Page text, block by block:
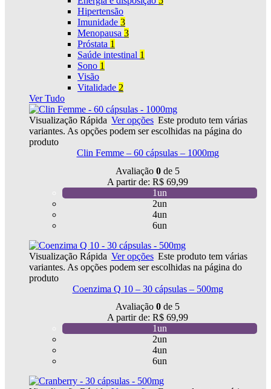
Hipertensão
Imunidade 3
Menopausa 3
Próstata 1
Saúde intestinal 1
Sono 1
Visão
Vitalidade 2
Ver Tudo
Visualização Rápida Ver opções Este produto tem várias
variantes. As opções podem ser escolhidas na página do
produto
Clin Femme – 60 cápsulas – 1000mg
Avaliação 0 de 5
A partir de: R$ 69,99
1un
2un
4un
6un
Visualização Rápida Ver opções Este produto tem várias
variantes. As opções podem ser escolhidas na página do
produto
Coenzima Q 10 – 30 cápsulas – 500mg
Avaliação 0 de 5
A partir de: R$ 69,99
1un
2un
4un
6un